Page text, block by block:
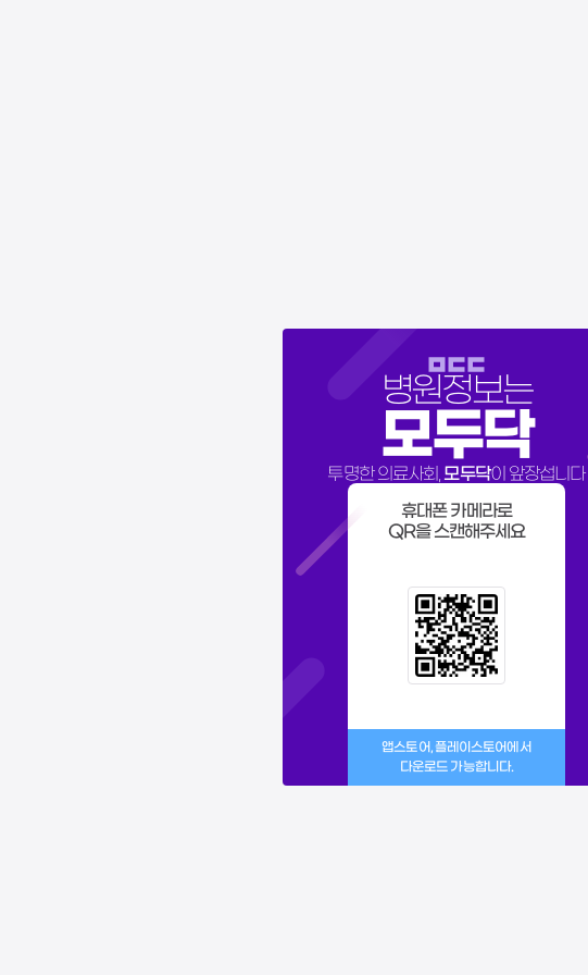
병원정보는
모두닥
투명한 의료사회,모두닥이 앞장섭니다
휴대폰 카메라로
QR을 스캔해주세요
앱스토어, 플레이스토어에서
다운로드 가능합니다.